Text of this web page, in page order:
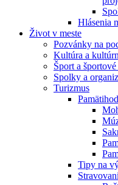
Hlásenia
Život v meste
Pozvánky na
Kultúra a
Šport a
Spolky a
Turizmus
Tipy na